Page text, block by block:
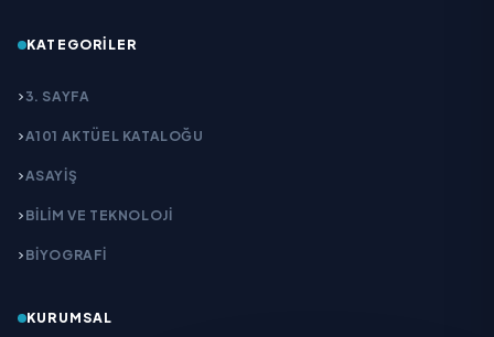
KATEGORILER
3. SAYFA
A101 AKTÜEL KATALOĞU
ASAYİŞ
BİLİM VE TEKNOLOJİ
BİYOGRAFİ
KURUMSAL